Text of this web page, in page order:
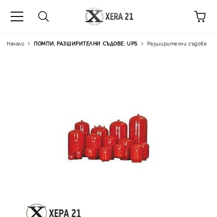
Начало ПОМПИ, РАЗШИРИТЕЛНИ СЪДОВЕ, UPS Разширителни съдове